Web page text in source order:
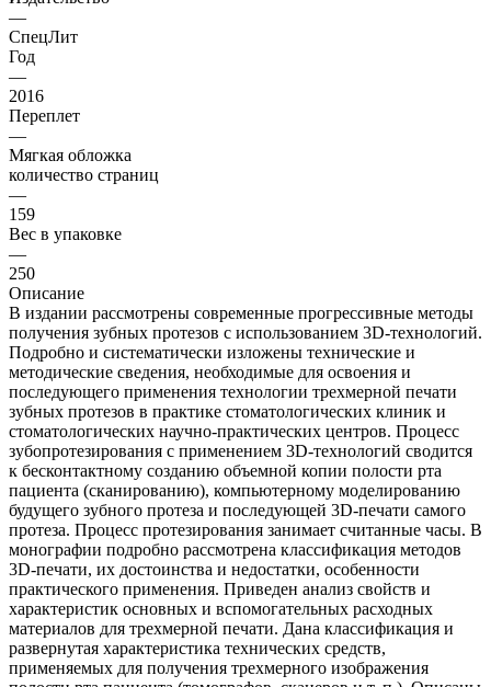
—
СпецЛит
Год
—
2016
Переплет
—
Мягкая обложка
количество страниц
—
159
Вес в упаковке
—
250
Описание
В издании рассмотрены современные прогрессивные методы
получения зубных протезов с использованием 3D-технологий.
Подробно и систематически изложены технические и
методические сведения, необходимые для освоения и
последующего применения технологии трехмерной печати
зубных протезов в практике стоматологических клиник и
стоматологических научно-практических центров. Процесс
зубопротезирования с применением 3D-технологий сводится
к бесконтактному созданию объемной копии полости рта
пациента (сканированию), компьютерному моделированию
будущего зубного протеза и последующей 3D-печати самого
протеза. Процесс протезирования занимает считанные часы. В
монографии подробно рассмотрена классификация методов
3D-печати, их достоинства и недостатки, особенности
практического применения. Приведен анализ свойств и
характеристик основных и вспомогательных расходных
материалов для трехмерной печати. Дана классификация и
развернутая характеристика технических средств,
применяемых для получения трех­мерного изображения